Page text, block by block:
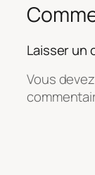
Laisser un
Vous devez